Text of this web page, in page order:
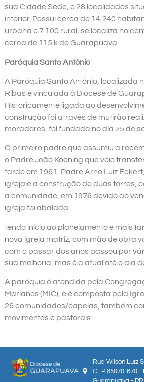
sua Cidade Sede, e 28 localidades
interior. Possui cerca de 14,240
urbana e 7.100 rural, se localiza no
cerca de 115 k de Guarapuava.
Paróquia Santo Antônio
A Paróquia Santo Antônio, localizada
Ribas é vinculada à Diocese de
Historicamente ligada ao
construção foi através de mutirão
moradores, foi fundada no dia 25 de
O primeiro padre que assumiu a
o Padre João Koening que veio
tarde em 1961, Padre Arno Luiz
igreja e a construção de duas torres,
a comunidade, em 1976 devido ao
igreja foi abalada
tendo início ao planejamento e mais
nova igreja matriz, com mão de obra
com o passar dos anos passou por
sua melhoria, mas é a atual até o dia
A paróquia é atendida pela
Marianos (MIC), e é composta pela
26 comunidades/capelas, também
movimentos e pastorais
Rua Wilson Luiz
CEP 85070-670 -
Guarapuava - PR